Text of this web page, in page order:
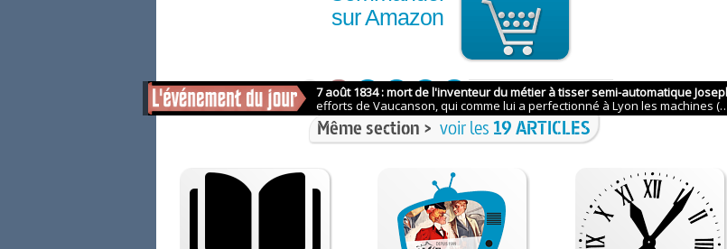
sur Amazon
Même section > voir les 19 ARTICLES